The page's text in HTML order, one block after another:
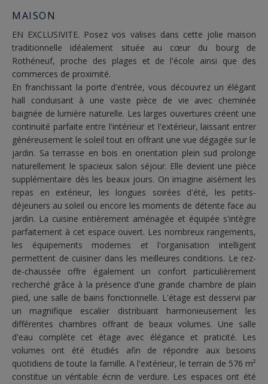
MAISON
EN EXCLUSIVITE. Posez vos valises dans cette jolie maison
traditionnelle idéalement située au cœur du bourg de
Rothéneuf, proche des plages et de l'école ainsi que des
commerces de proximité.
En franchissant la porte d'entrée, vous découvrez un élégant
hall conduisant à une vaste pièce de vie avec cheminée
baignée de lumière naturelle. Les larges ouvertures créent une
continuité parfaite entre l'intérieur et l'extérieur, laissant entrer
généreusement le soleil tout en offrant une vue dégagée sur le
jardin. Sa terrasse en bois en orientation plein sud prolonge
naturellement le spacieux salon séjour. Elle devient une pièce
supplémentaire dès les beaux jours. On imagine aisément les
repas en extérieur, les longues soirées d'été, les petits-
déjeuners au soleil ou encore les moments de détente face au
jardin. La cuisine entièrement aménagée et équipée s'intègre
parfaitement à cet espace ouvert. Les nombreux rangements,
les équipements modernes et l'organisation intelligent
permettent de cuisiner dans les meilleures conditions. Le rez-
de-chaussée offre également un confort particulièrement
recherché grâce à la présence d'une grande chambre de plain
pied, une salle de bains fonctionnelle. L'étage est desservi par
un magnifique escalier distribuant harmonieusement les
différentes chambres offrant de beaux volumes. Une salle
d'eau complète cet étage avec élégance et praticité. Les
volumes ont été étudiés afin de répondre aux besoins
quotidiens de toute la famille. A l'extérieur, le terrain de 576 m²
constitue un véritable écrin de verdure. Les espaces ont été